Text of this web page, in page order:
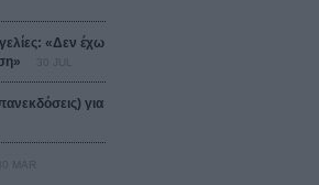
«Δεν έχω
για
30 MAR